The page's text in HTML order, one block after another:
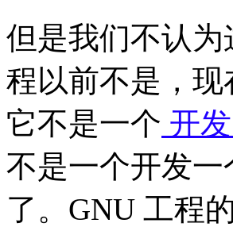
但是我们不认
程以前不是，
它不是一个 开
不是一个开发
了。GNU 工程